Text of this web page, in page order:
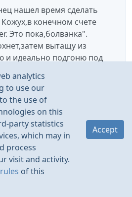
нашел время сделать
конечном счете
Это пока,болванка".
вытащу из
и идеально подгоню под
перевел на
результат потом
результата😃по поводу
эпоксидный клей или
analytics
to use our
the use of
on this
party statistics
which may in
process
visit and activity.
rules of this
Accept